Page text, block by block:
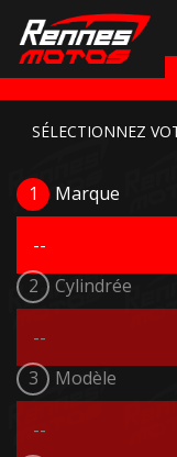
SÉLECTIONNEZ
1 Marque
2 Cylindrée
3 Modèle